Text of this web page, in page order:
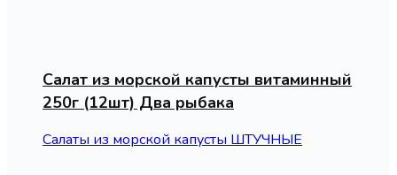
Салат из морской капусты витаминный
250г (12шт) Два рыбака
Салаты из морской капусты ШТУЧНЫЕ